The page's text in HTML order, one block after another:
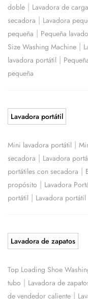
doble | Lavadora de
secadora | Lavadora
pequeña | Pequeña
Size Washing Machine |
lavadora portátil |
pequeña
Lavadora portátil
Mini lavadora portátil |
secadora | Lavadora
portátiles con secadora |
propósito | Lavadora
portátil | Lavadora portátil
Lavadora de zapatos
Top Loading Shoe
tubo | Lavadora de
de vendedor caliente |